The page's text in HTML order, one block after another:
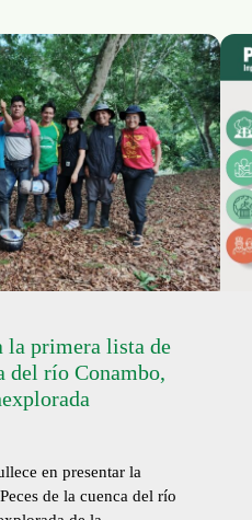
la primera lista de
del río Conambo,
en presentar la
de la cuenca del río